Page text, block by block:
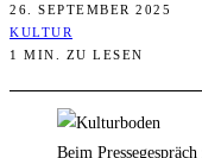
26. SEPTEMBER 2025
KULTUR
1 MIN. ZU LESEN
Beim